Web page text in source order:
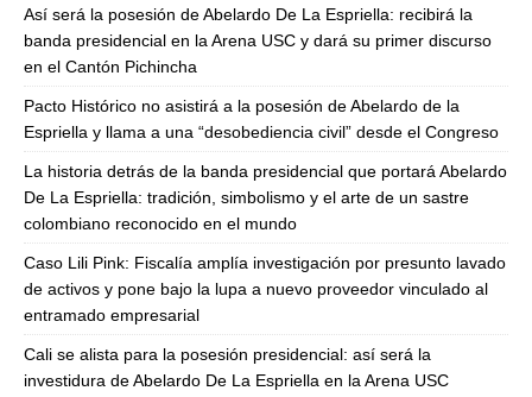
Así será la posesión de Abelardo De La Espriella: recibirá la
banda presidencial en la Arena USC y dará su primer discurso
en el Cantón Pichincha
Pacto Histórico no asistirá a la posesión de Abelardo de la
Espriella y llama a una “desobediencia civil” desde el Congreso
La historia detrás de la banda presidencial que portará Abelardo
De La Espriella: tradición, simbolismo y el arte de un sastre
colombiano reconocido en el mundo
Caso Lili Pink: Fiscalía amplía investigación por presunto lavado
de activos y pone bajo la lupa a nuevo proveedor vinculado al
entramado empresarial
Cali se alista para la posesión presidencial: así será la
investidura de Abelardo De La Espriella en la Arena USC